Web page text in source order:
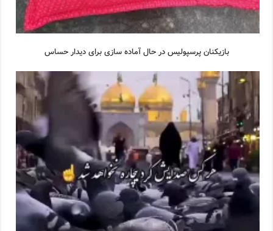
بازیکنان پرسپولیس در حال آماده سازی برای دیدار حساس